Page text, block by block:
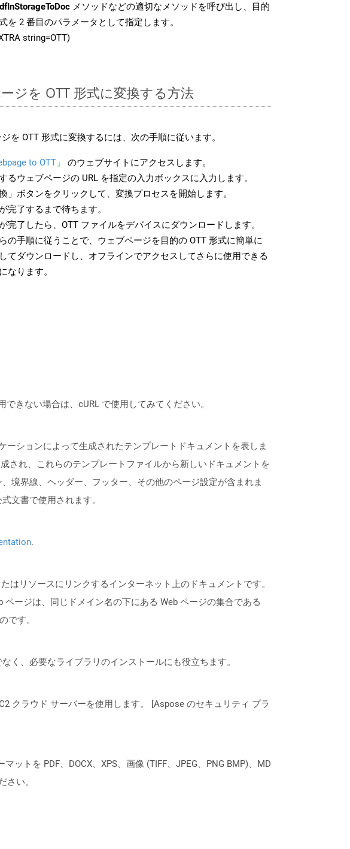
メソッドなどの適切なメソッドを呼び出し、目的
を 2 番目のパラメータとして指定します。
string=OTT)
ジを OTT 形式に変換する方法
を OTT 形式に変換するには、次の手順に従います。
to OTT」
のウェブサイトにアクセスします。
るウェブページの URL を指定の入力ボックスに入力します。
換」ボタンをクリックして、変換プロセスを開始します。
完了するまで待ちます。
完了したら、OTT ファイルをデバイスにダウンロードします。
の手順に従うことで、ウェブページを目的の OTT 形式に簡単に
てダウンロードし、オフラインでアクセスしてさらに使用できる
なります。
きない場合は、cURL で使用してみてください。
ーションによって生成されたテンプレートドキュメントを表しま
され、これらのテンプレートファイルから新しいドキュメントを
境界線、ヘッダー、フッター、その他のページ設定が含まれま
文書で使用されます。
.
はリソースにリンクするインターネット上のドキュメントです。
ージは、同じドメイン名の下にある Web ページの集合である
です。
く、必要なライブラリのインストールにも役立ちます。
クラウド サーバーを使用します。 [Aspose のセキュリティ プラ
トを PDF、DOCX、XPS、画像 (TIFF、JPEG、PNG BMP)、MD
さい。